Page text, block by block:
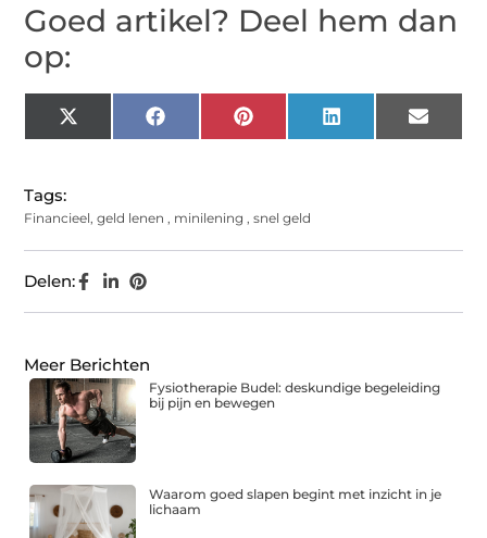
Goed artikel? Deel hem dan
op:
X
(Twitter)
Facebook Pinterest LinkedIn Email
Tags:
Financieel,geld lenen , minilening ,snel geld
Delen:
Meer Berichten
Fysiotherapie Budel: deskundige begeleiding
bij pijn en bewegen
Waarom goed slapen begint met inzicht in je
lichaam